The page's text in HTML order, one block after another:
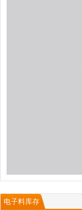
电子料库存